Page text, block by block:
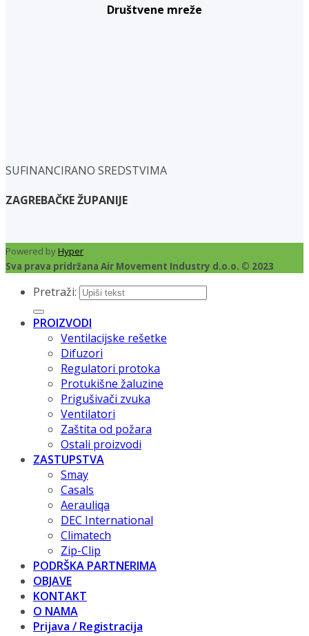
Društvene mreže
SUFINANCIRANO SREDSTVIMA
ZAGREBAČKE ŽUPANIJE
Powered byHyper
Sva prava pridržana Air Movement Industry d.o.o. © 2023
Pretraži:
PROIZVODI
Ventilacijske rešetke
Difuzori
Regulatori protoka
Protukišne žaluzine
Prigušivači zvuka
Ventilatori
Zaštita od požara
Ostali proizvodi
ZASTUPSTVA
Smay
Casals
Aerauliqa
DEC International
Climatech
Zip-Clip
PODRŠKA PARTNERIMA
OBJAVE
KONTAKT
O NAMA
Prijava / Registracija